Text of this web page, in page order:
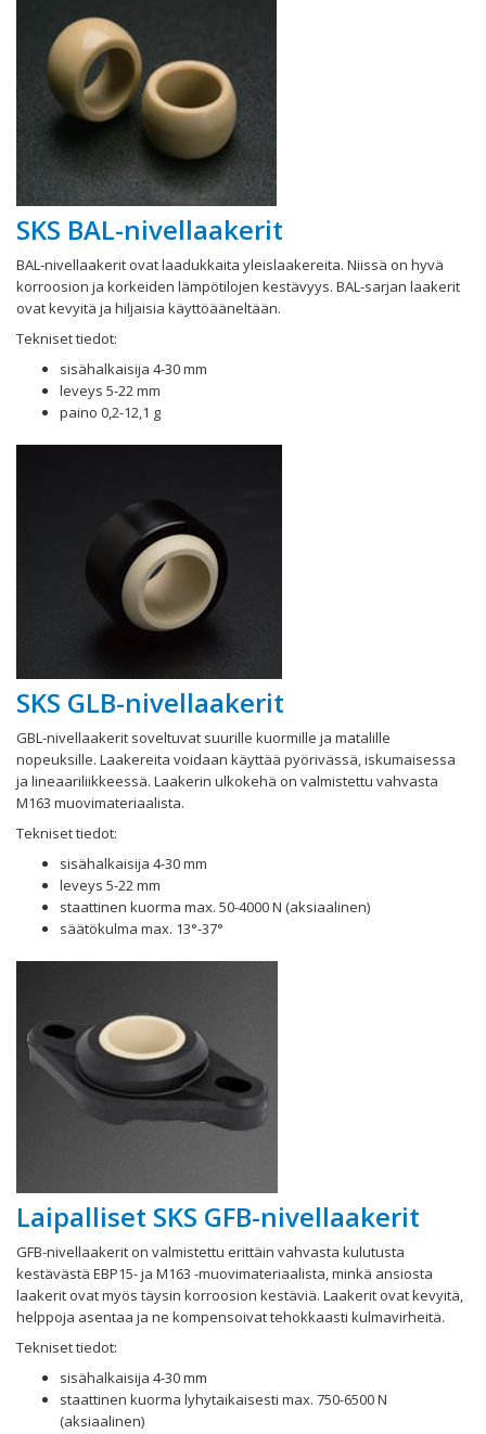
SKS BAL-nivellaakerit
BAL-nivellaakerit ovat laadukkaita yleislaakereita. Niissä on hyvä
korroosion ja korkeiden lämpötilojen kestävyys. BAL-sarjan laakerit
ovat kevyitä ja hiljaisia käyttöääneltään.
Tekniset tiedot:
sisähalkaisija 4-30 mm
leveys 5-22 mm
paino 0,2-12,1 g
SKS GLB-nivellaakerit
GBL-nivellaakerit soveltuvat suurille kuormille ja matalille
nopeuksille. Laakereita voidaan käyttää pyörivässä, iskumaisessa
ja lineaariliikkeessä. Laakerin ulkokehä on valmistettu vahvasta
M163 muovimateriaalista.
Tekniset tiedot:
sisähalkaisija 4-30 mm
leveys 5-22 mm
staattinen kuorma max. 50-4000 N (aksiaalinen)
säätökulma max. 13°-37°
Laipalliset SKS GFB-nivellaakerit
GFB-nivellaakerit on valmistettu erittäin vahvasta kulutusta
kestävästä EBP15- ja M163 -muovimateriaalista, minkä ansiosta
laakerit ovat myös täysin korroosion kestäviä. Laakerit ovat kevyitä,
helppoja asentaa ja ne kompensoivat tehokkaasti kulmavirheitä.
Tekniset tiedot:
sisähalkaisija 4-30 mm
staattinen kuorma lyhytaikaisesti max. 750-6500 N
(aksiaalinen)